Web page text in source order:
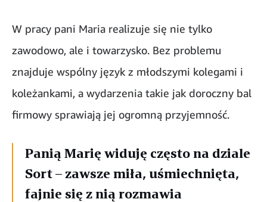
W pracy pani Maria realizuje się nie tylko
zawodowo, ale i towarzysko. Bez problemu
znajduje wspólny język z młodszymi kolegami i
koleżankami, a wydarzenia takie jak doroczny bal
firmowy sprawiają jej ogromną przyjemność.
Panią Marię widuję często na dziale
Sort – zawsze miła, uśmiechnięta,
fajnie się z nią rozmawia